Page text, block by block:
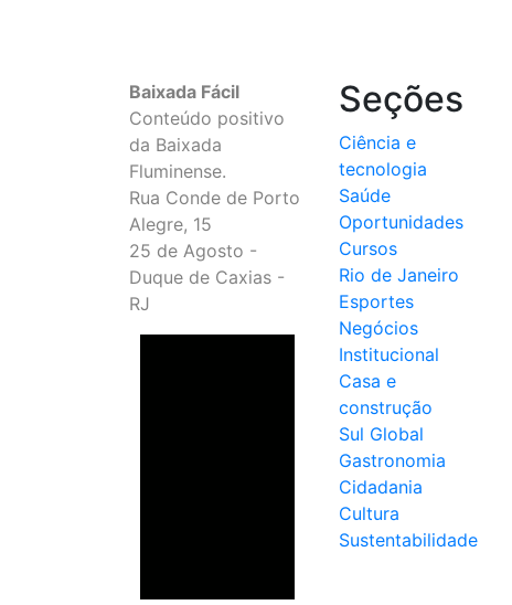
Baixada Fácil
Conteúdo positivo
da Baixada
Fluminense.
Rua Conde de Porto
Alegre, 15
25 de Agosto -
Duque de Caxias -
RJ
Seções
Ciência e
tecnologia
Saúde
Oportunidades
Cursos
Rio de Janeiro
Esportes
Negócios
Institucional
Casa e
construção
Sul Global
Gastronomia
Cidadania
Cultura
Sustentabilidade